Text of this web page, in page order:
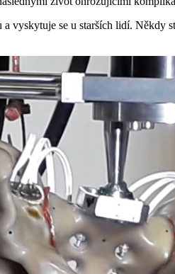
vyskytuje se u starších lidí. Někdy